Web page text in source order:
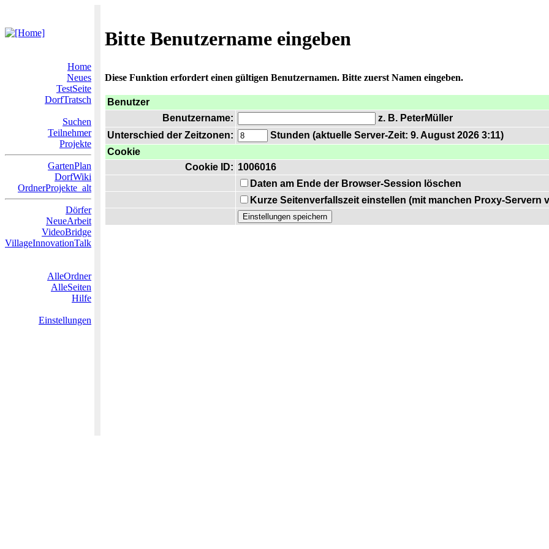
Bitte Benutzername eingeben
Home
Neues
TestSeite
DorfTratsch
Suchen
Teilnehmer
Projekte
GartenPlan
DorfWiki
OrdnerProjekte_alt
Dörfer
NeueArbeit
VideoBridge
VillageInnovationTalk
AlleOrdner
AlleSeiten
Hilfe
Einstellungen
Diese Funktion erfordert einen gültigen Benutzernamen. Bitte zuerst Namen eingeben.
Benutzer
Benutzername:
z. B. PeterMüller
Unterschied der Zeitzonen:
Stunden (aktuelle Server-Zeit: 9. August 2026 3:11)
Cookie
Cookie ID: 1006016
Daten am Ende der Browser-Session löschen
Kurze Seitenverfallszeit einstellen (mit manchen Proxy-Servern